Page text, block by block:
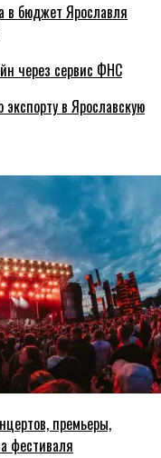
в бюджет Ярославля
через сервис ФНС
в Ярославскую
премьеры,
фестиваля